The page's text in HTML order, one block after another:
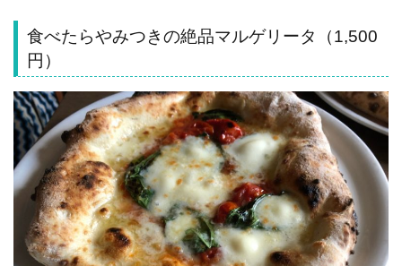
食べたらやみつきの絶品マルゲリータ（1,500
円）